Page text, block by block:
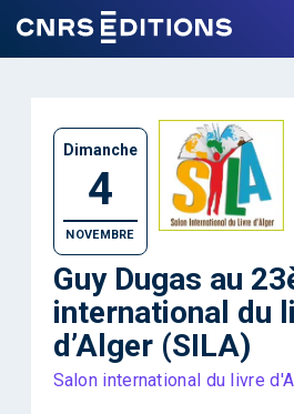
Dimanche
4
NOVEMBRE
Guy Dugas au
international du
d’Alger (SILA)
Salon international du livre